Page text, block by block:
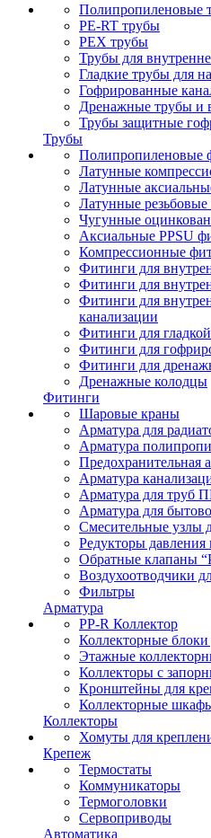
Полипропиленовые
PE-RT трубы
PEX трубы
Трубы для
Гладкие трубы для
Гофрированные
Дренажные трубы и
Трубы защитные
Трубы
Полипропиленовые
Латунные
Латунные
Латунные
Чугунные
Аксиальные PPSU
Компрессионные
Фитинги для
Фитинги для
Фитинги для
канализации
Фитинги для
Фитинги для
Фитинги для
Дренажные колодцы
Фитинги
Шаровые краны
Арматура для
Арматура
Предохранительная
Арматура
Арматура для труб
Арматура для
Смесительные узлы
Редукторы
Обратные клапаны
Воздухоотводчики
Фильтры
Арматура
PP-R Коллектор
Коллекторные
Этажные
Коллекторы с
Кронштейны для
Коллекторные
Коллекторы
Хомуты для
Крепеж
Термостаты
Коммуникаторы
Термоголовки
Сервоприводы
Автоматика